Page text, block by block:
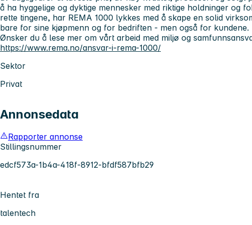
å ha hyggelige og dyktige mennesker med riktige holdninger og
rette tingene, har REMA 1000 lykkes med å skape en solid
bare for sine kjøpmenn og for bedriften - men også for kundene.
Ønsker du å lese mer om vårt arbeid med miljø og
https://www.rema.no/ansvar-i-rema-1000/
Sektor
Privat
Annonsedata
Rapporter annonse
Stillingsnummer
edcf573a-1b4a-418f-8912-bfdf587bfb29
Hentet fra
talentech